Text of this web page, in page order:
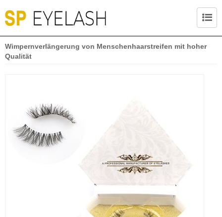
Wimpernverlängerung von Menschenhaarstreifen mit hoher
Qualität